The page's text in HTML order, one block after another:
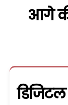
आगे
डिजिटल